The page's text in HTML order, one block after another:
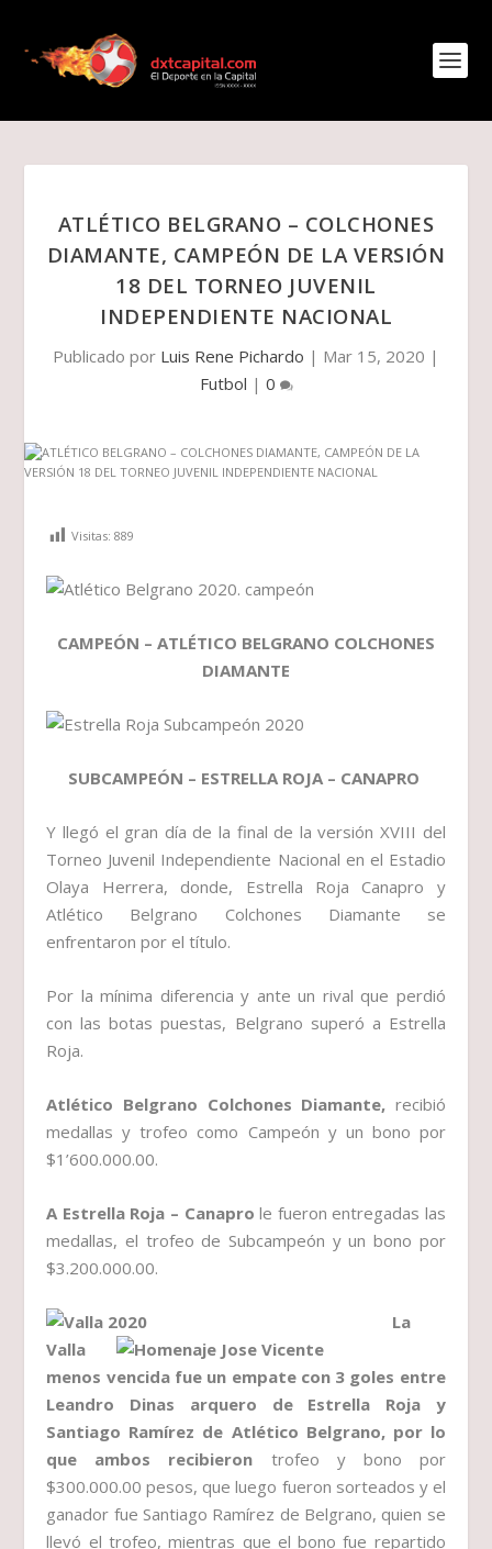
ATLÉTICO BELGRANO – COLCHONES
DIAMANTE, CAMPEÓN DE LA VERSIÓN
18 DEL TORNEO JUVENIL
INDEPENDIENTE NACIONAL
Publicado por Luis Rene Pichardo | Mar 15, 2020 |
Futbol | 0
Visitas: 889
CAMPEÓN – ATLÉTICO BELGRANO COLCHONES
DIAMANTE
SUBCAMPEÓN – ESTRELLA ROJA – CANAPRO
Y llegó el gran día de la final de la versión XVIII del
Torneo Juvenil Independiente Nacional en el Estadio
Olaya Herrera, donde, Estrella Roja Canapro y
Atlético Belgrano Colchones Diamante se
enfrentaron por el título.
Por la mínima diferencia y ante un rival que perdió
con las botas puestas, Belgrano superó a Estrella
Roja.
Atlético Belgrano Colchones Diamante, recibió
medallas y trofeo como Campeón y un bono por
$1’600.000.00.
A Estrella Roja – Canaprole fueron entregadas las
medallas, el trofeo de Subcampeón y un bono por
$3.200.000.00.
La
Valla
menos vencida fue un empate con 3 goles entre
Leandro Dinas arquero de Estrella Roja y
Santiago Ramírez de Atlético Belgrano, por lo
que ambos recibieron trofeo y bono por
$300.000.00 pesos, que luego fueron sorteados y el
ganador fue Santiago Ramírez de Belgrano, quien se
llevó el trofeo, mientras que el bono fue repartido